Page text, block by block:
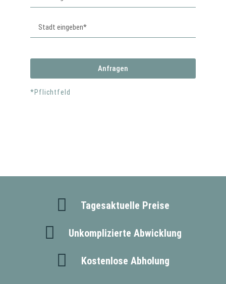
Anfragen
*Pflichtfeld
Tagesaktuelle Preise
Unkomplizierte Abwicklung
Kostenlose Abholung